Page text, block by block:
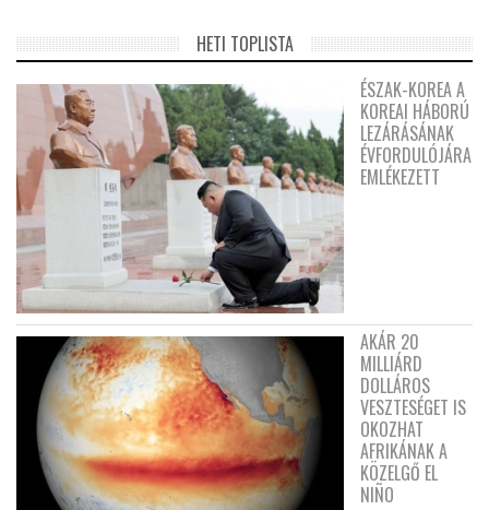
HETI TOPLISTA
ÉSZAK-KOREA A
KOREAI HÁBORÚ
LEZÁRÁSÁNAK
ÉVFORDULÓJÁRA
EMLÉKEZETT
AKÁR 20
MILLIÁRD
DOLLÁROS
VESZTESÉGET IS
OKOZHAT
AFRIKÁNAK A
KÖZELGŐ EL
NIÑO